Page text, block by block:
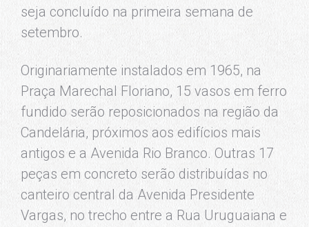
seja concluído na primeira semana de
setembro.
Originariamente instalados em 1965, na
Praça Marechal Floriano, 15 vasos em ferro
fundido serão reposicionados na região da
Candelária, próximos aos edifícios mais
antigos e a Avenida Rio Branco. Outras 17
peças em concreto serão distribuídas no
canteiro central da Avenida Presidente
Vargas, no trecho entre a Rua Uruguaiana e